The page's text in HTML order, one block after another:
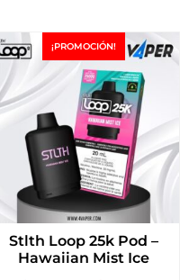
¡PROMOCIÓN!
Stlth Loop 25k Pod –
Hawaiian Mist Ice